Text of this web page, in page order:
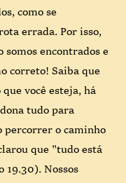
como se
errada. Por isso,
somos encontrados e
correto! Saiba que
você esteja, há
tudo para
percorrer o caminho
que "tudo está
19.30). Nossos